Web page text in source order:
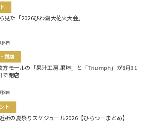
見た「2026びわ湖大花火大会」
6日
閉店
方モールの「果汁工房 果琳」と「Triumph」が8月31
で閉店
8日
ト
所の夏祭りスケジュール2026【ひらつーまとめ】